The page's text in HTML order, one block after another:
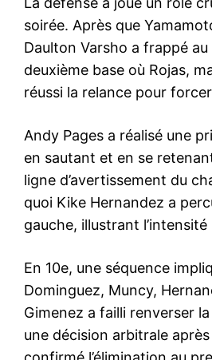
soirée. Après que
Daulton Varsho a frappé au
deuxième base où Rojas,
réussi la relance pour
Andy Pages a réalisé une
en sautant et en se
ligne d’avertissement du
quoi Kike Hernandez a
gauche, illustrant
En 10e, une séquence
Dominguez, Muncy,
Gimenez a failli renverser
une décision arbitrale